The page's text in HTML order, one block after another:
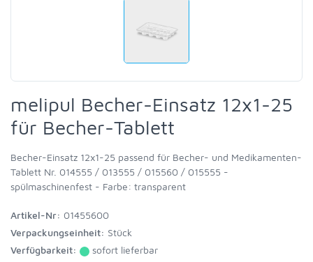
melipul Becher-Einsatz 12x1-25
für Becher-Tablett
Becher-Einsatz 12x1-25 passend für Becher- und Medikamenten-
Tablett Nr. 014555 / 013555 / 015560 / 015555 -
spülmaschinenfest - Farbe: transparent
Artikel-Nr: 01455600
Verpackungseinheit: Stück
Verfügbarkeit:
sofort lieferbar